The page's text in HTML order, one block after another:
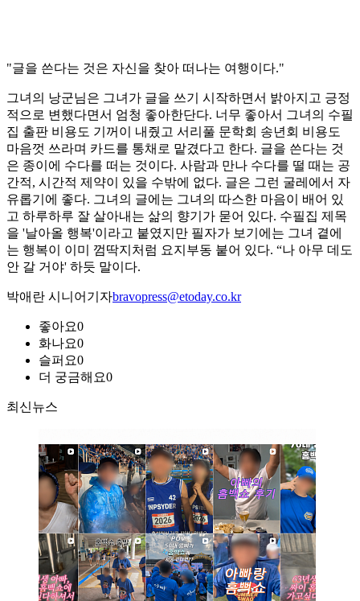
"글을 쓴다는 것은 자신을 찾아 떠나는 여행이다."
그녀의 낭군님은 그녀가 글을 쓰기 시작하면서 밝아지고 긍정
적으로 변했다면서 엄청 좋아한단다. 너무 좋아서 그녀의 수필
집 출판 비용도 기꺼이 내줬고 서리풀 문학회 송년회 비용도
마음껏 쓰라며 카드를 통채로 맡겼다고 한다. 글을 쓴다는 것
은 종이에 수다를 떠는 것이다. 사람과 만나 수다를 떨 때는 공
간적, 시간적 제약이 있을 수밖에 없다. 글은 그런 굴레에서 자
유롭기에 좋다. 그녀의 글에는 그녀의 따스한 마음이 배어 있
고 하루하루 잘 살아내는 삶의 향기가 묻어 있다. 수필집 제목
을 '날아올 행복'이라고 붙였지만 필자가 보기에는 그녀 곁에
는 행복이 이미 껌딱지처럼 요지부동 붙어 있다. “나 아무 데도
안 갈 거야' 하듯 말이다.
박애란 시니어기자bravopress@etoday.co.kr
좋아요0
화나요0
슬퍼요0
더 궁금해요0
최신뉴스